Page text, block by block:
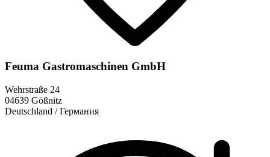
Feuma Gastromaschinen GmbH
Wehrstraße 24
04639 Gößnitz
Deutschland / Германия